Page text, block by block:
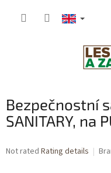
Bezpečnostní
SANITARY, na
The
Not rated Rating details